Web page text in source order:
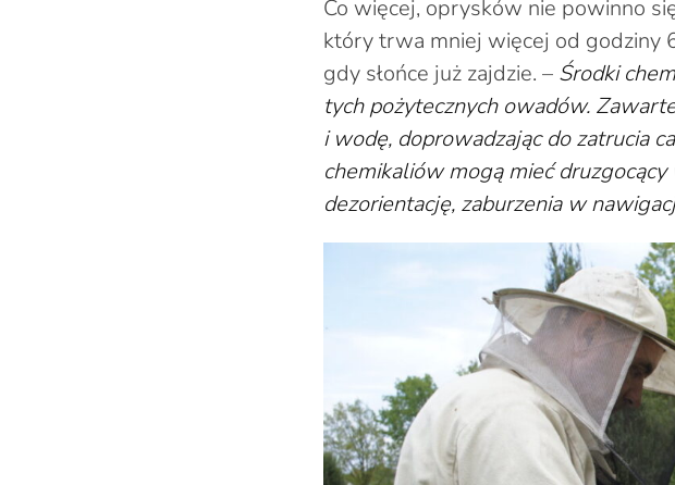
Co więcej, oprysków nie powinno
który trwa mniej więcej od godziny
gdy słońce już zajdzie. – Środki
tych pożytecznych owadów.
i wodę, doprowadzając do zatrucia
chemikaliów mogą mieć
dezorientację, zaburzenia w